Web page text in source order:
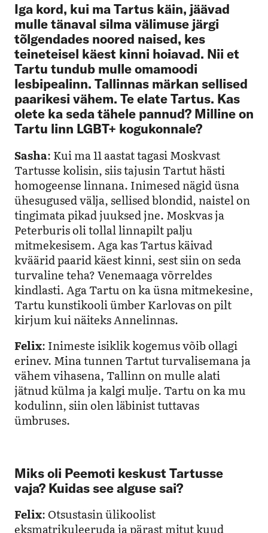
Iga kord, kui ma Tartus käin, jäävad
mulle tänaval silma välimuse järgi
tõlgendades noored naised, kes
teineteisel käest kinni hoiavad. Nii et
Tartu tundub mulle omamoodi
lesbipealinn. Tallinnas märkan sellised
paarikesi vähem. Te elate Tartus. Kas
olete ka seda tähele pannud? Milline on
Tartu linn LGBT+ kogukonnale?
Sasha: Kui ma 11 aastat tagasi Moskvast
Tartusse kolisin, siis tajusin Tartut hästi
homogeense linnana. Inimesed nägid üsna
ühesugused välja, sellised blondid, naistel on
tingimata pikad juuksed jne. Moskvas ja
Peterburis oli tollal linnapilt palju
mitmekesisem. Aga kas Tartus käivad
kväärid paarid käest kinni, sest siin on seda
turvaline teha? Venemaaga võrreldes
kindlasti. Aga Tartu on ka üsna mitmekesine,
Tartu kunstikooli ümber Karlovas on pilt
kirjum kui näiteks Annelinnas.
Felix: Inimeste isiklik kogemus võib ollagi
erinev. Mina tunnen Tartut turvalisemana ja
vähem vihasena, Tallinn on mulle alati
jätnud külma ja kalgi mulje. Tartu on ka mu
kodulinn, siin olen läbinist tuttavas
ümbruses.
Miks oli Peemoti keskust Tartusse
vaja? Kuidas see alguse sai?
Felix: Otsustasin ülikoolist
eksmatrikuleeruda ja pärast mitut kuud